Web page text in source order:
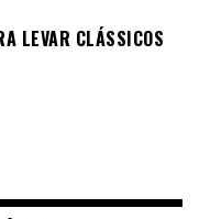
LEVAR CLÁSSICOS